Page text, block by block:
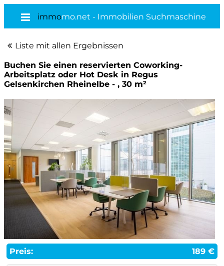
immomo.net - Immobilien Suchmaschine
Liste mit allen Ergebnissen
Buchen Sie einen reservierten Coworking-
Arbeitsplatz oder Hot Desk in Regus
Gelsenkirchen Rheinelbe - , 30 m²
Preis: 189 €